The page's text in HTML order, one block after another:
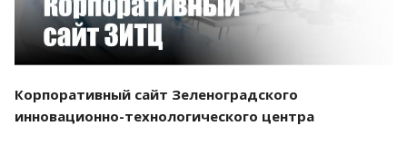
Корпоративный сайт Зеленоградского
инновационно-технологического центра